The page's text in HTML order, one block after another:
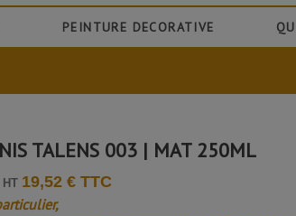
PEINTURE DECORATIVE
TALENS 003 | MAT 250ML
HT 19,52 € TTC